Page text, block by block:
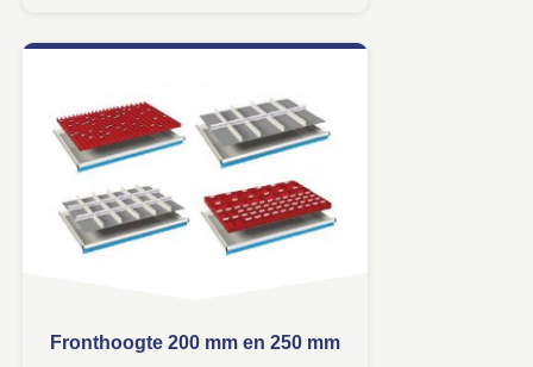
Fronthoogte 200 mm en 250 mm